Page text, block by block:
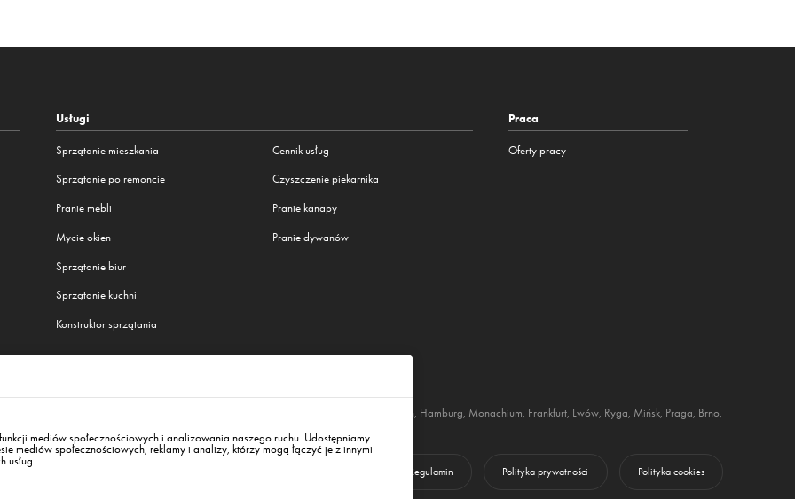
mediów społecznościowych i analizowania naszego ruchu. Udostępniamy
mediów społecznościowych, reklamy i analizy, którzy mogą łączyć je z innymi
usług
Usługi
Sprzątanie mieszkania
Sprzątanie po remoncie
Pranie mebli
Mycie okien
Sprzątanie biur
Sprzątanie kuchni
Konstruktor sprzątania
Cennik usług
Czyszczenie piekarnika
Pranie kanapy
Pranie dywanów
Praca
Oferty pracy
Hamburg Monachium Frankfurt, Lwów, Ryga Mińsk, Praga Brno
84104 Regulamin Polityka prywatności Polityka cookies